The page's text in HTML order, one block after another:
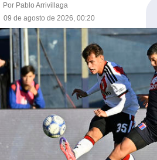
Por Pablo Arrivillaga
09 de agosto de 2026, 00:20